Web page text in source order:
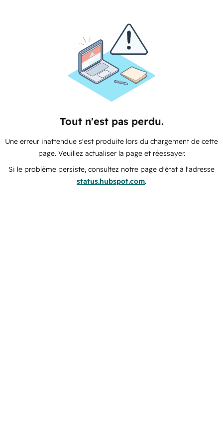
Tout n'est pas perdu.
Une erreur inattendue s'est produite lors du chargement de cette
page. Veuillez actualiser la page et réessayer.
Si le problème persiste, consultez notre page d'état à l'adresse
status.hubspot.com.